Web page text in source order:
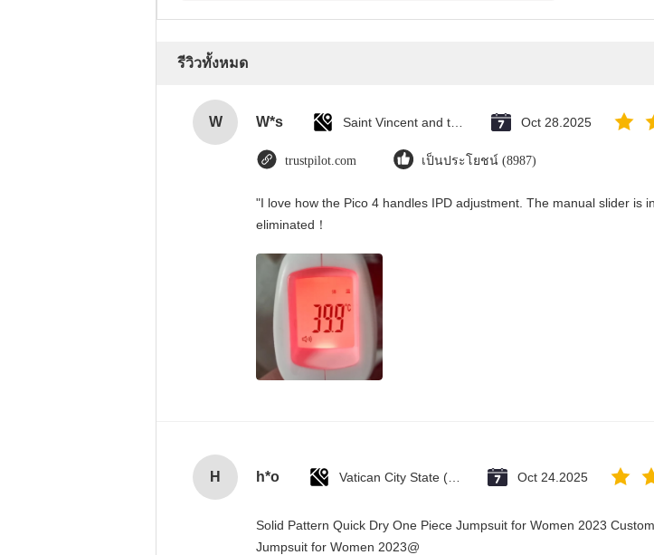
รีวิวทั้งหมด
W W*s Saint Vincent and the Grenadines Oct 28.2025
trustpilot.com เป็นประโยชน์ (8987)
"I love how the Pico 4 handles IPD adjustment. The manual slider is
eliminated！
H h*o Vatican City State (Holy See) Oct 24.2025
Solid Pattern Quick Dry One Piece Jumpsuit for Women 2023
Jumpsuit for Women 2023@